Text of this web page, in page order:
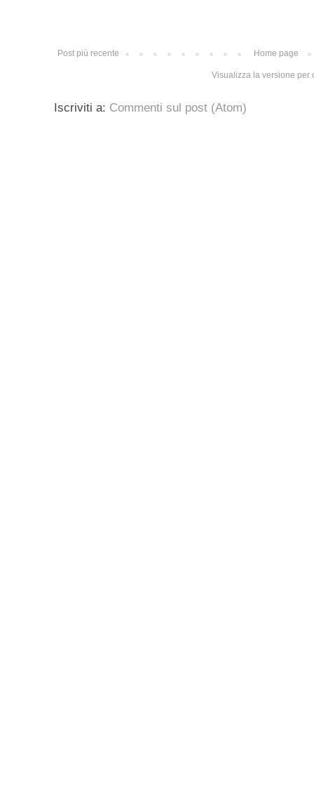
Post più recente Home page
Visualizza la versione per
Iscriviti a: Commenti sul post (Atom)